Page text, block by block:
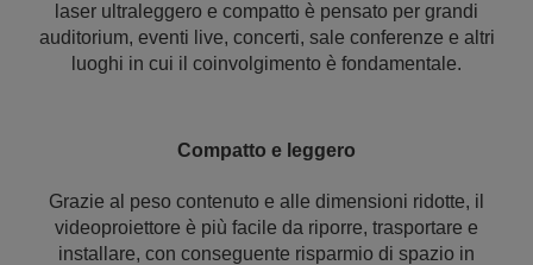
laser ultraleggero e compatto è pensato per grandi
auditorium, eventi live, concerti, sale conferenze e altri
luoghi in cui il coinvolgimento è fondamentale.
Compatto e leggero
Grazie al peso contenuto e alle dimensioni ridotte, il
videoproiettore è più facile da riporre, trasportare e
installare, con conseguente risparmio di spazio in